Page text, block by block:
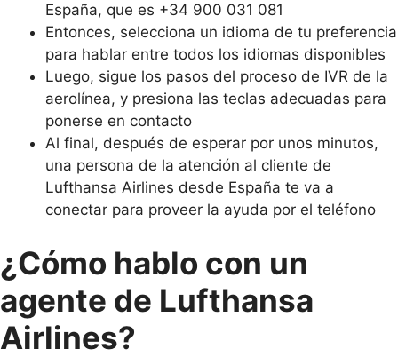
España, que es +34 900 031 081
Entonces, selecciona un idioma de tu preferencia
para hablar entre todos los idiomas disponibles
Luego, sigue los pasos del proceso de IVR de la
aerolínea, y presiona las teclas adecuadas para
ponerse en contacto
Al final, después de esperar por unos minutos,
una persona de la atención al cliente de
Lufthansa Airlines desde España te va a
conectar para proveer la ayuda por el teléfono
¿Cómo hablo con un
agente de Lufthansa
Airlines?